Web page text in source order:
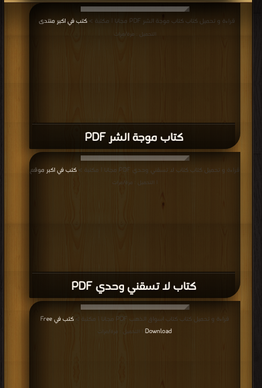
كتاب موجة الشر PDF
قراءة و تحميل كتاب كتاب موجة الشر PDF مجانا | مكتبة > كتب في اكبر منتدى
التحميل : مرة/مرات
كتاب لا تسقني وحدي PDF
قراءة و تحميل كتاب كتاب لا تسقني وحدي PDF مجانا | مكتبة > كتب في اكبر موقع
| التحميل : مرة/مرات
قراءة و تحميل كتاب كتاب اسواق الذهب PDF مجانا | مكتبة >
كتب في Free
Download | التحميل : مرة/مرات